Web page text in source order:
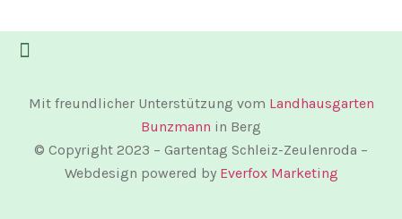
Mit freundlicher Unterstützung vom Landhausgarten
Bunzmann in Berg
© Copyright 2023 – Gartentag Schleiz-Zeulenroda –
Webdesign powered by Everfox Marketing